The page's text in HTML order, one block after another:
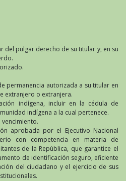
del pulgar derecho de su titular y, en su
permanencia autorizada a su titular en
extranjero o extranjera.
indígena, incluir en la cédula de
indígena a la cual pertenece.
vencimiento.
aprobada por el Ejecutivo Nacional
con competencia en materia de
de la República, que garantice el
de identificación seguro, eficiente
del ciudadano y el ejercicio de sus